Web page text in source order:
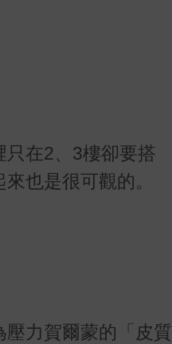
在2、3樓卻要搭
也是很可觀的。
力賀爾蒙的「皮質